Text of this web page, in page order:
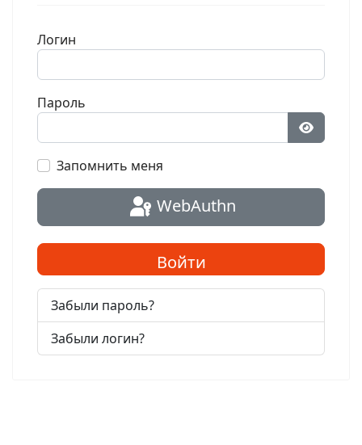
Логин
Пароль
Запомнить меня
WebAuthn
Войти
Забыли пароль?
Забыли логин?